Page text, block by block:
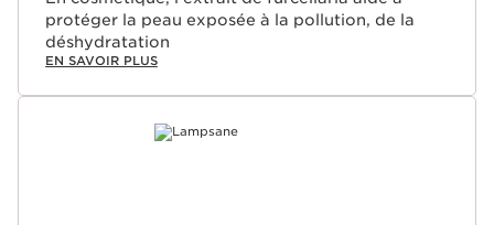
protéger la peau exposée à la pollution, de la
déshydratation
EN SAVOIR PLUS